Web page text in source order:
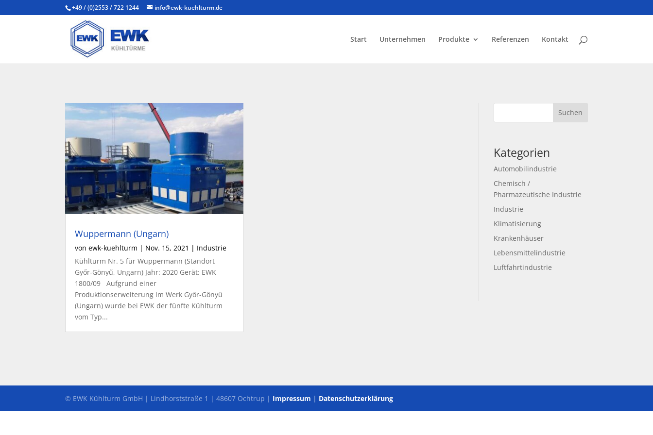
+49 / (0)2553 / 722 1244 info@ewk-kuehlturm.de
Start Unternehmen Produkte Referenzen Kontakt
Wuppermann (Ungarn)
vonewk-kuehlturm | Nov. 15, 2021 | Industrie
Kühlturm Nr. 5 für Wuppermann (Standort
Győr-Gönyű, Ungarn) Jahr: 2020 Gerät: EWK
1800/09 Aufgrund einer
Produktionserweiterung im Werk Győr-Gönyű
(Ungarn) wurde bei EWK der fünfte Kühlturm
vom Typ...
Suchen
Kategorien
Automobilindustrie
Chemisch /
Pharmazeutische Industrie
Industrie
Klimatisierung
Krankenhäuser
Lebensmittelindustrie
Luftfahrtindustrie
© EWK Kühlturm GmbH | Lindhorststraße 1 | 48607 Ochtrup | Impressum | Datenschutzerklärung